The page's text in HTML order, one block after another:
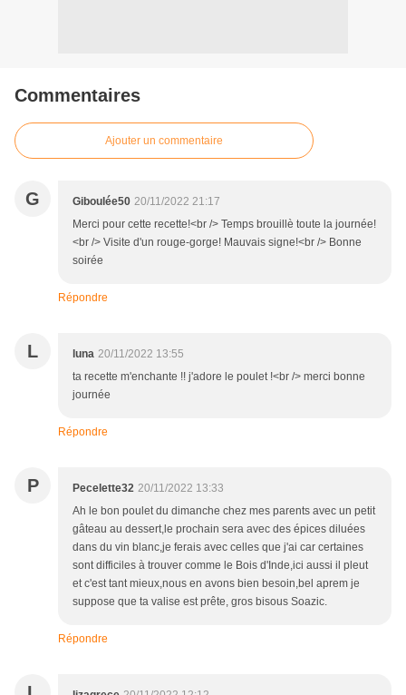
Commentaires
Ajouter un commentaire
G Giboulée50 20/11/2022 21:17
Merci pour cette recette!<br /> Temps brouillè toute la journée!
<br /> Visite d'un rouge-gorge! Mauvais signe!<br /> Bonne
soirée
Répondre
L luna 20/11/2022 13:55
ta recette m'enchante !! j'adore le poulet !<br /> merci bonne
journée
Répondre
P Pecelette32 20/11/2022 13:33
Ah le bon poulet du dimanche chez mes parents avec un petit
gâteau au dessert,le prochain sera avec des épices diluées
dans du vin blanc,je ferais avec celles que j'ai car certaines
sont difficiles à trouver comme le Bois d'Inde,ici aussi il pleut
et c'est tant mieux,nous en avons bien besoin,bel aprem je
suppose que ta valise est prête, gros bisous Soazic.
Répondre